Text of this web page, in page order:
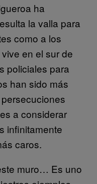
ha
la valla para
como a los
en el sur de
policiales para
han sido más
a considerar
infinitamente
caros.
muro… Es uno